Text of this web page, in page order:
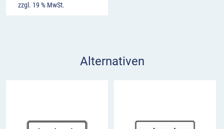
zzgl. 19 % MwSt.
Alternativen